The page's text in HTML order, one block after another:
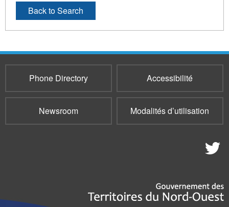
Back to Search
Phone Directory Accessibilité
Newsroom Modalités d’utilisation